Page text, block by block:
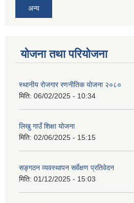
अन्य
योजना तथा परियोजना
स्थानीय रोजगार रणनीतिक योजना २०८०
मिति: 06/02/2025 - 10:34
लिखु गाउँ शिक्षा योजना
मिति: 02/06/2025 - 15:15
सङ्गठन व्यवस्थापन सर्वेक्षण प्रतिवेदन
मिति: 01/12/2025 - 15:03